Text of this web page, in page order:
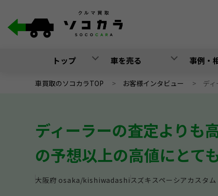
トップ 車を売る 事例・
車買取のソコカラTOP > お客様インタビュー > デ
ディーラーの査定よりも
の予想以上の高値にとて
大阪府 osaka/kishiwadashi スズキ スペーシアカスタム